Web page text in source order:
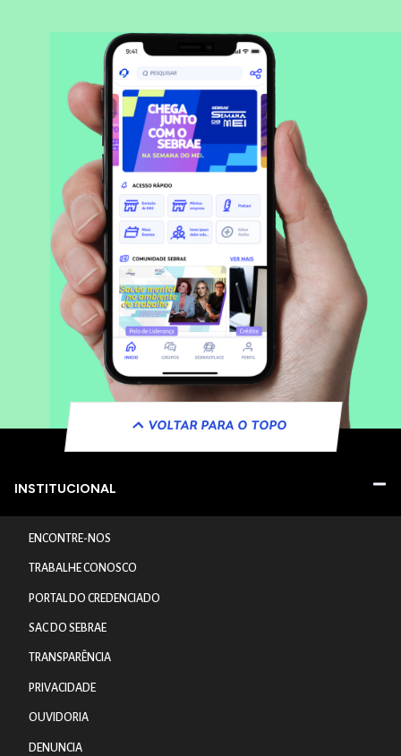
VOLTAR PARA O TOPO
INSTITUCIONAL
ENCONTRE-NOS
TRABALHE CONOSCO
PORTAL DO CREDENCIADO
SAC DO SEBRAE
TRANSPARÊNCIA
PRIVACIDADE
OUVIDORIA
DENUNCIA